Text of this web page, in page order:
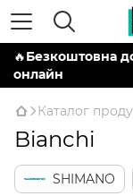
🔥Безкоштовна
онлайн
Каталог
Bianchi
SHIMANO